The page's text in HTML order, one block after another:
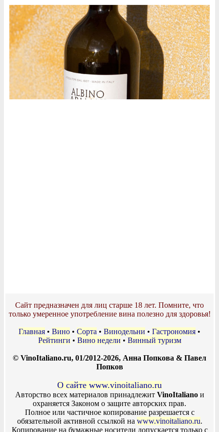
Сайт предназначен для лиц старше 18 лет. Помните, что
только умеренное употребление вина полезно для здоровья!
Главная • Вино • Сорта • Винодельни • Гастрономия •
Рейтинги • Вино недели • Винный туризм
© VinoItaliano.ru, 01/2012-2026, Анна Попкова & Павел
Попков
О сайте www.vinoitaliano.ru
Авторство всех материалов принадлежит VinoItalianoи
охраняется Законом о защите авторских прав.
Полное или частичное копирование разрешается с
обязательной активной ссылкой на www.vinoitaliano.ru.
Копирование на бумажные носители допускается только с